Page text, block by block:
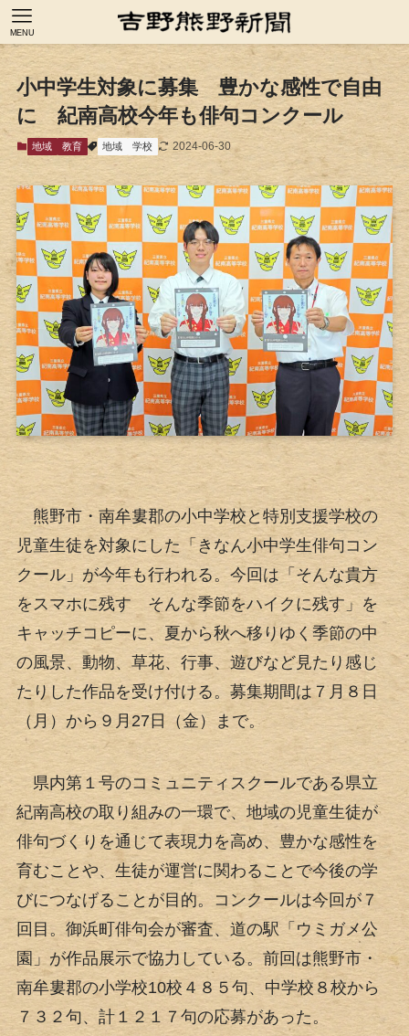
MENU
小中学生対象に募集 豊かな感性で自由
に 紀南高校今年も俳句コンクール
地域 教育 地域 学校 2024-06-30
熊野市・南牟婁郡の小中学校と特別支援学校の
児童生徒を対象にした「きなん小中学生俳句コン
クール」が今年も行われる。今回は「そんな貴方
をスマホに残す そんな季節をハイクに残す」を
キャッチコピーに、夏から秋へ移りゆく季節の中
の風景、動物、草花、行事、遊びなど見たり感じ
たりした作品を受け付ける。募集期間は７月８日
（月）から９月27日（金）まで。
県内第１号のコミュニティスクールである県立
紀南高校の取り組みの一環で、地域の児童生徒が
俳句づくりを通じて表現力を高め、豊かな感性を
育むことや、生徒が運営に関わることで今後の学
びにつなげることが目的。コンクールは今回が７
回目。御浜町俳句会が審査、道の駅「ウミガメ公
園」が作品展示で協力している。前回は熊野市・
南牟婁郡の小学校10校４８５句、中学校８校から
７３２句、計１２１７句の応募があった。